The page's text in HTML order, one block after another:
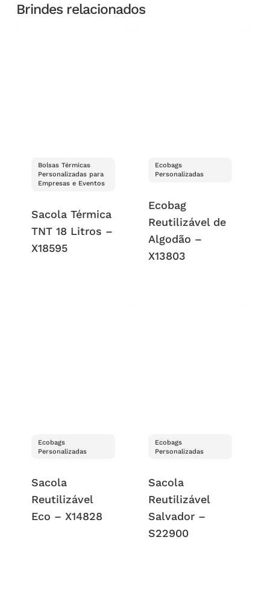
Brindes relacionados
Bolsas Térmicas
Personalizadas para
Empresas e Eventos
Sacola Térmica
TNT 18 Litros –
X18595
Ecobags
Personalizadas
Ecobag
Reutilizável de
Algodão –
X13803
Ecobags
Personalizadas
Sacola
Reutilizável
Eco – X14828
Ecobags
Personalizadas
Sacola
Reutilizável
Salvador –
S22900